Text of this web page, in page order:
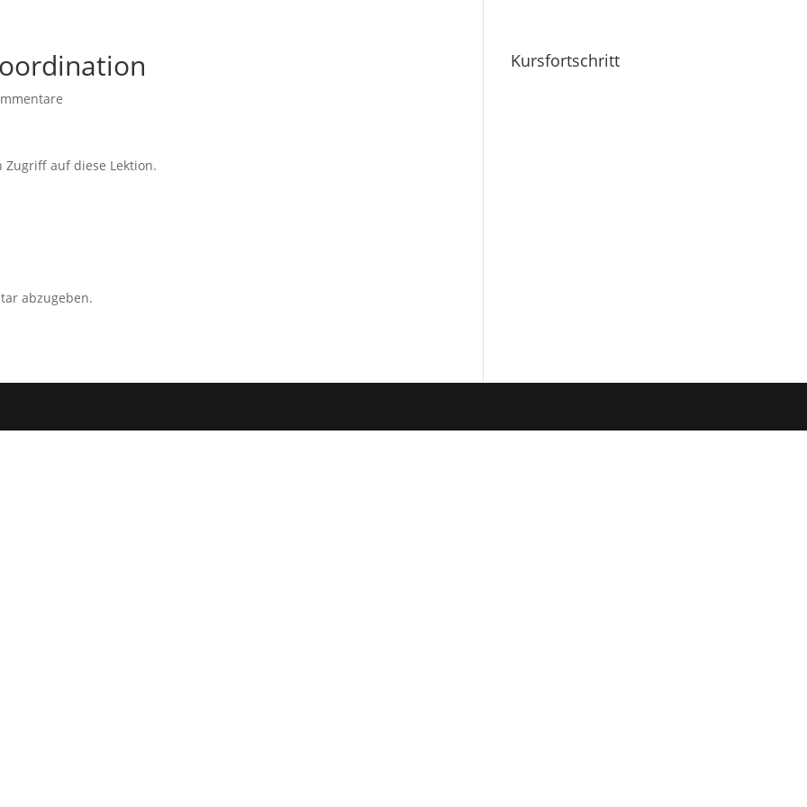
Zugriff auf diese Lektion.
abzugeben.
Kursfortschritt